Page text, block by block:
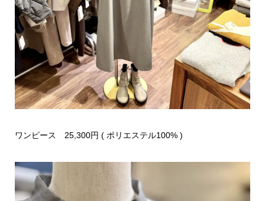
ワンピース 25,300円 ( ポリエステル100% )